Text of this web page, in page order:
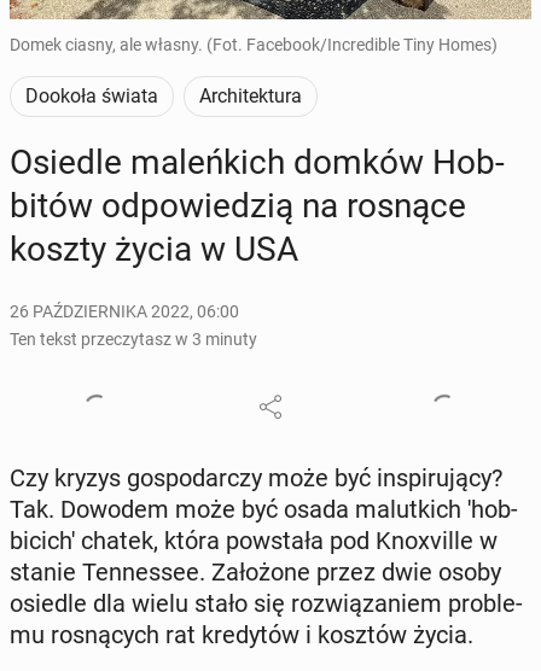
Domek ciasny, ale własny. (Fot. Facebook/Incredible Tiny Homes)
Dookoła świata Architektura
Osiedle ma­leń­kich domków Hob­
bi­tów od­po­wie­dzią na rosnące
koszty życia w USA
26 PAŹDZIERNIKA 2022, 06:00
Ten tekst przeczytasz w 3 minuty
Czy kryzys go­spo­dar­czy może być in­spi­ru­ją­cy?
Tak. Dowodem może być osada ma­lut­kich 'hob­
bi­ci­ch' chatek, która po­wsta­ła pod Kno­xvil­le w
stanie Ten­nes­see. Za­ło­żo­ne przez dwie osoby
osiedle dla wielu stało się roz­wią­za­niem pro­ble­
mu ro­sną­cych rat kre­dy­tów i kosztów życia.